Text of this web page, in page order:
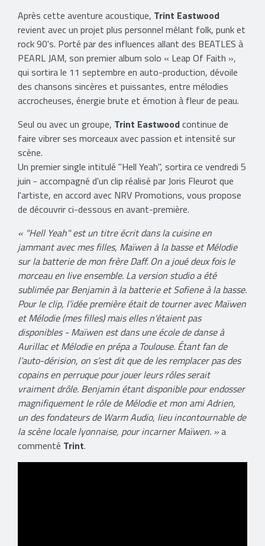
Après cette aventure acoustique, Trint Eastwood
revient avec un projet plus personnel mêlant folk, punk et
rock 90's. Porté par des influences allant des BEATLES à
PEARL JAM, son premier album solo « Leap Of Faith »,
qui sortira le 11 septembre en auto-production, dévoile
des chansons sincères et puissantes, entre mélodies
accrocheuses, énergie brute et émotion à fleur de peau.
Seul ou avec un groupe, Trint Eastwoodcontinue de
faire vibrer ses morceaux avec passion et intensité sur
scène.
Un premier single intitulé "Hell Yeah", sortira ce vendredi 5
juin - accompagné d'un clip réalisé par Joris Fleurot que
l'artiste, en accord avec NRV Promotions, vous propose
de découvrir ci-dessous en avant-première.
« "Hell Yeah" est un titre écrit dans la cuisine en
jammant avec mes filles, Maïwen à la basse et Mélodie
sur la batterie de mon frère Daff. On a joué deux fois le
morceau en live ensemble. La version studio a été
sublimée par Benjamin à la batterie et Sofiene à la basse.
Pour le clip, l’idée première était de tourner avec Maïwen
et Mélodie (mes filles) mais elles n'étaient pas
disponibles - Maïwen est dans une école de danse à
Aurillac et Mélodie en prépa a Toulouse. Étant fan de
l’auto-dérision, on s’est dit que de les remplacer pas des
copains en perruque pour jouer leurs rôles serait
vraiment drôle. Benjamin étant disponible pour endosser
magnifiquement le rôle de Mélodie et mon ami Adrien,
un des fondateurs de Warm Audio, lieu incontournable de
la scène locale lyonnaise, pour incarner Maïwen. »a
commenté Trint.